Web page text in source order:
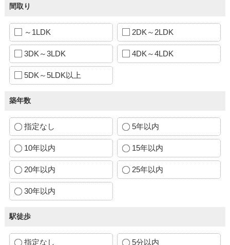
間取り
～1LDK 2DK～2LDK
3DK～3LDK 4DK～4LDK
5DK～5LDK以上
築年数
指定なし 5年以内
10年以内 15年以内
20年以内 25年以内
30年以内
駅徒歩
指定なし 5分以内